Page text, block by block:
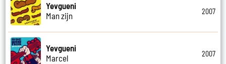
Yevgueni
Man zijn
2007
Yevgueni
Marcel
2007